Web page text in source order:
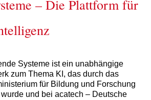
– Die Plattform für
Systeme ist ein unabhängige
zum Thema KI, das durch das
für Bildung und Forschung
und bei acatech – Deutsche